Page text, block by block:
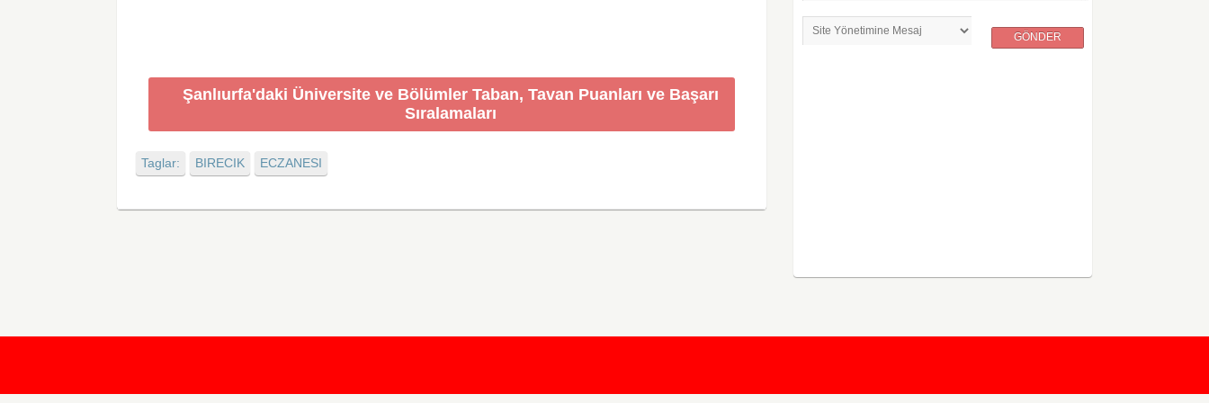
Şanlıurfa'daki Üniversite ve Bölümler Taban, Tavan Puanları ve Başarı
Sıralamaları
Taglar: BIRECIK ECZANESI
GÖNDER